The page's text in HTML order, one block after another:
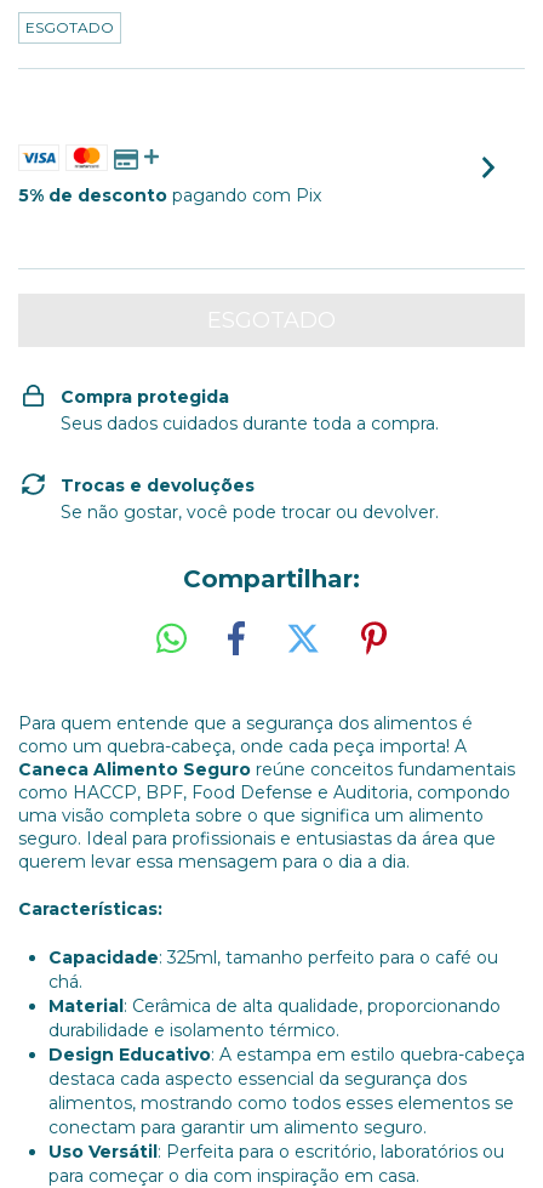
ESGOTADO
5% de desconto pagando com Pix
Compra protegida
Seus dados cuidados durante toda a compra.
Trocas e devoluções
Se não gostar, você pode trocar ou devolver.
Compartilhar:
Para quem entende que a segurança dos alimentos é
como um quebra-cabeça, onde cada peça importa! A
Caneca Alimento Seguro reúne conceitos fundamentais
como HACCP, BPF, Food Defense e Auditoria, compondo
uma visão completa sobre o que significa um alimento
seguro. Ideal para profissionais e entusiastas da área que
querem levar essa mensagem para o dia a dia.
Características:
Capacidade: 325ml, tamanho perfeito para o café ou
chá.
Material: Cerâmica de alta qualidade, proporcionando
durabilidade e isolamento térmico.
Design Educativo: A estampa em estilo quebra-cabeça
destaca cada aspecto essencial da segurança dos
alimentos, mostrando como todos esses elementos se
conectam para garantir um alimento seguro.
Uso Versátil: Perfeita para o escritório, laboratórios ou
para começar o dia com inspiração em casa.